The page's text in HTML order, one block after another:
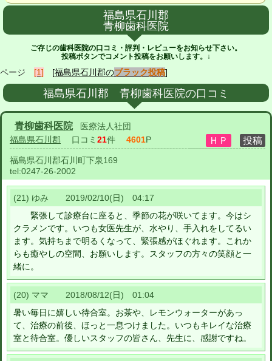
福島県石川郡
青柳歯科医院
ご存じの歯科医院の口コミ・評判・レビューをお知らせ下さい。
投稿ボタンでコメント投稿をお願いします。↓
ページ [1] [福島県石川郡のブラック投稿]
福島県石川郡 青柳歯科医院の口コミ
青柳歯科医院
医療法人社団
福島県石川郡 口コミ 21件 4601P
福島県石川郡石川町下泉169
tel:0247-26-2002
(21) ゆみ 2019/02/10(日) 04:17
緊張して診療台に座ると、季節の花が咲いてます。今はシ
クラメンです。いつも女医先生が、水やり、手入れをしてるい
ます。気持ちまで明るくなって、緊張感がほぐれます。これか
らも癒やしの空間、お願いします。スタッフの方々の笑顔と一
緒に。
(20) ママ 2018/08/12(日) 01:04
暑い毎日に嬉しい待合室。お茶や、レモンウォーターがあっ
て、治療の前後、ほっと一息つけました。いつもキレイな治療
室と待合室。優しいスタッフの皆さん、先生に、感謝ですね。